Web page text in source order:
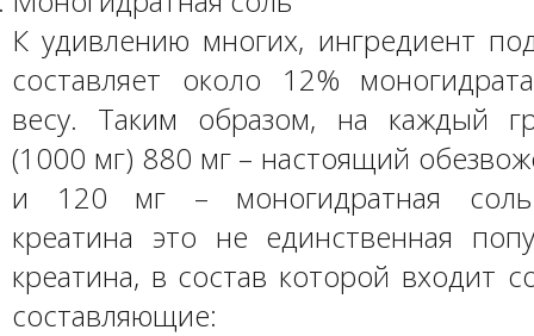
К удивлению многих, ингредиент
составляет около 12%
весу. Таким образом, на каждый
(1000 мг) 880 мг – настоящий
и 120 мг – моногидратная
креатина это не единственная
креатина, в состав которой входит
составляющие: